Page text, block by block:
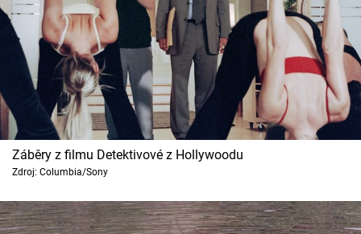
Záběry z filmu Detektivové z Hollywoodu
Zdroj: Columbia/Sony